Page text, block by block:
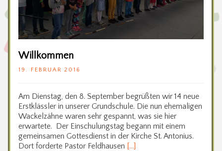
Willkommen
19. FEBRUAR 2016
Am Dienstag, den 8. September begrüßten wir 14 neue
Erstklässler in unserer Grundschule. Die nun ehemaligen
Wackelzähne waren sehr gespannt, was sie hier
erwartete. Der Einschulungstag begann mit einem
gemeinsamen Gottesdienst in der Kirche St. Antonius.
Dort forderte Pastor Feldhausen […]